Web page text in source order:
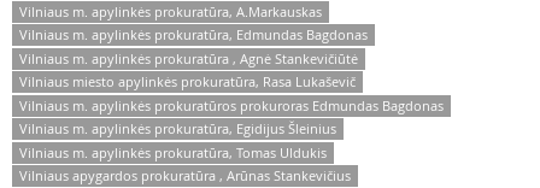
Vilniaus m. apylinkės prokuratūra, A.Markauskas
Vilniaus m. apylinkės prokuratūra, Edmundas Bagdonas
Vilniaus m. apylinkės prokuratūra , Agnė Stankevičiūtė
Vilniaus miesto apylinkės prokuratūra, Rasa Lukaševič
Vilniaus m. apylinkės prokuratūros prokuroras Edmundas Bagdonas
Vilniaus m. apylinkės prokuratūra, Egidijus Šleinius
Vilniaus m. apylinkės prokuratūra, Tomas Uldukis
Vilniaus apygardos prokuratūra , Arūnas Stankevičius